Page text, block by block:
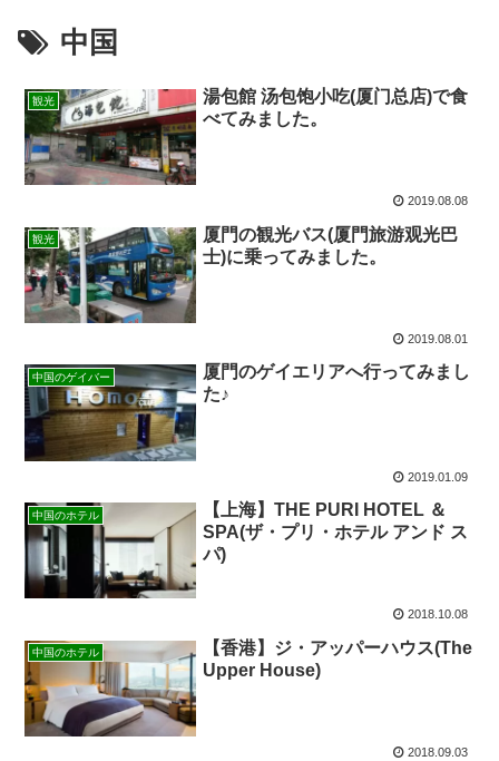
中国
観光
湯包館 汤包饱小吃(厦门总店)で食
べてみました。
2019.08.08
観光
厦門の観光バス(厦門旅游观光巴
士)に乗ってみました。
2019.08.01
中国のゲイバー
厦門のゲイエリアへ行ってみまし
た♪
2019.01.09
中国のホテル
【上海】THE PURI HOTEL ＆
SPA(ザ・プリ・ホテル アンド ス
パ)
2018.10.08
中国のホテル
【香港】ジ・アッパーハウス(The
Upper House)
2018.09.03